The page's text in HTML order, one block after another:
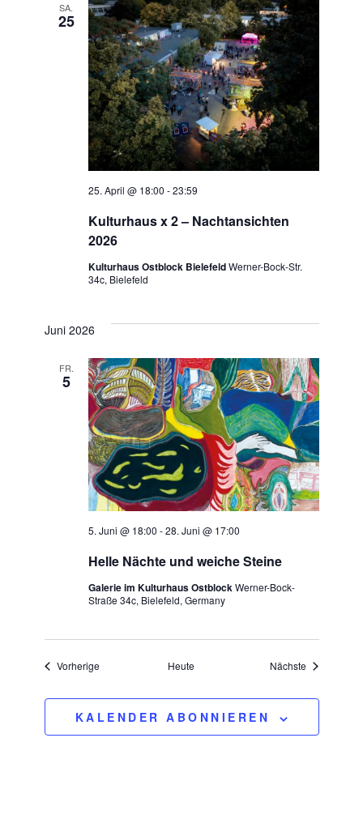
SA.
25
Kulturhaus x 2 – Nachtansichten
2026
25. April @ 18:00 -23:59
Kulturhaus Ostblock BielefeldWerner-Bock-Str.
34c, Bielefeld
Juni 2026
FR.
5
Helle Nächte und weiche Steine
5. Juni @ 18:00 -28. Juni @ 17:00
Galerie im Kulturhaus OstblockWerner-Bock-
Straße 34c, Bielefeld, Germany
VorherigeVeranstaltungenHeute Nächste
KALENDER ABONNIEREN